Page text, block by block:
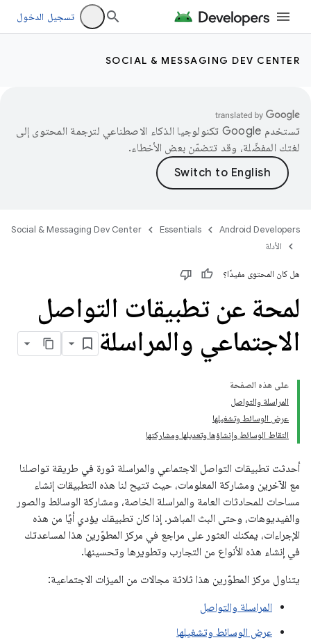
تسجيل الدخول
SOCIAL & MESSAGING DEV CENTER
تستخدم Google تكنولوجيا الذكاء الاصطناعي لترجمة المحتوى إلى
لغتك المفضّلة، وقد تتضمّن بعض الأخطاء.
Android Developers
Essentials
Social & Messaging Dev Center
الأدلة
هل كان المحتوى مفيدًا؟
لمحة عن تطبيقات التواصل
الاجتماعي والمراسلة
على هذه الصفحة
المراسلة والتواصل
عرض الوسائط وتشغيلها
التقاط الوسائط وإنشاؤها وتعديلها ومشاركتها
أحدثت تطبيقات التواصل الاجتماعي والمراسلة ثورة في طريقة تواصلنا
مع الآخرين ومشاركة المعلومات، حيث تتيح لنا هذه التطبيقات إنشاء
مساحات للمحادثات العامة والمراسلة الخاصة، ومشاركة الوسائط والصور
والفيديوهات، وحتى البث المباشر. إذا كان تطبيقك يؤدي أيًا من هذه
الإجراءات، يمكنك العثور على مراجع في مركز المطوّرين هذا لمساعدتك
في إنشاء هذه الأنواع من التجارب وتطويرها وتحسينها.
يتناول مركز المطوّرين هذا ثلاثة مجالات من الميزات الاجتماعية:
المراسلة والتواصل
عرض الوسائط وتشغيلها